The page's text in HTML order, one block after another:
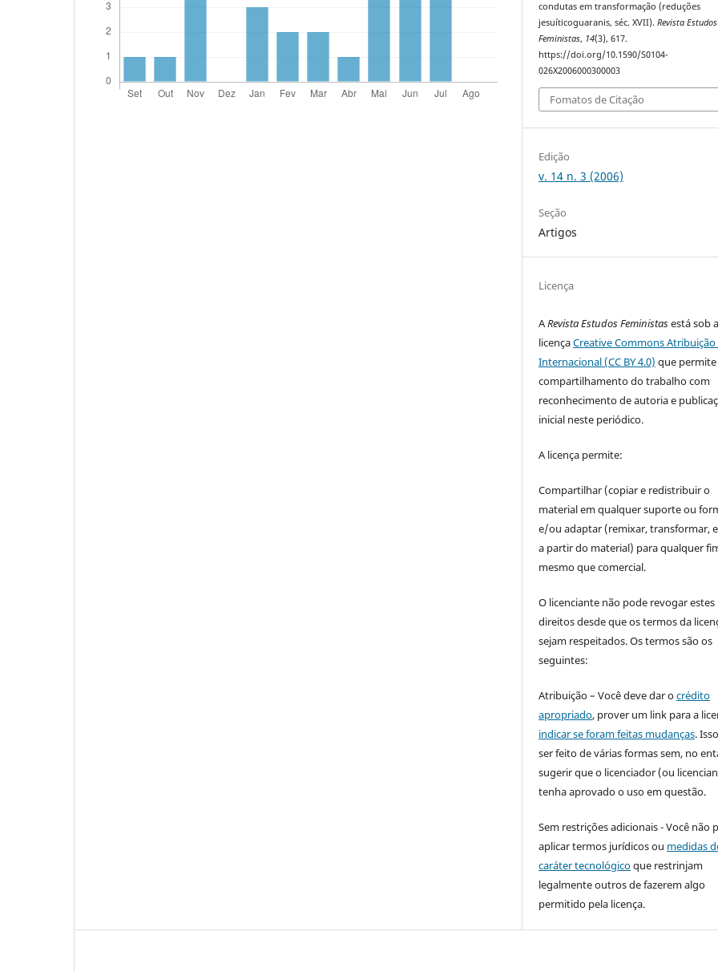
condutas em transformação (reduções
jesuíticoguaranis, séc. XVII).Revista Estudos
Feministas, 14(3), 617.
https://doi.org/10.1590/S0104-
026X2006000300003
Fomatos de Citação
Edição
v. 14 n. 3 (2006)
Seção
Artigos
Licença
ARevista Estudos Feministasestá sob a
licençaCreative Commons Atribuição
Internacional (CC BY 4.0) que
compartilhamento do trabalho com
reconhecimento de autoria e
inicial neste periódico.
A licença permite:
Compartilhar (copiar e redistribuir o
material em qualquer suporte ou
e/ou adaptar (remixar, transformar,
a partir do material) para qualquer
mesmo que comercial.
O licenciante não pode revogar estes
direitos desde que os termos da
sejam respeitados. Os termos são os
seguintes:
Atribuição – Você deve dar ocrédito
apropriado, prover um link para a
indicar se foram feitas mudanças.
ser feito de várias formas sem, no
sugerir que o licenciador (ou
tenha aprovado o uso em questão.
Sem restrições adicionais - Você não
aplicar termos jurídicos ou medidas
caráter tecnológicoque restrinjam
legalmente outros de fazerem algo
permitido pela licença.